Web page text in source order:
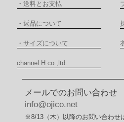
・ 送料とお支払
・ 返品について
・ サイズについて
channel H co.,ltd.
メールでのお問い合わせ
info@ojico.net
※8/13（木）以降のお問い合わせ